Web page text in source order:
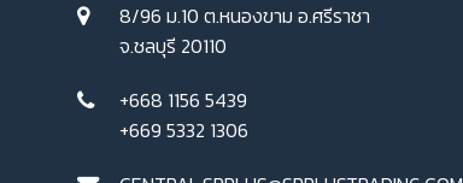
8/96 ม.10 ต.หนองขาม อ.ศรีราชา
จ.ชลบุรี 20110
+668 1156 5439
+669 5332 1306